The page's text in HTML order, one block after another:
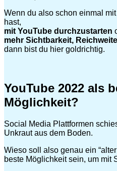
Wenn du also schon einmal
hast,
mit YouTube durchzustarten
mehr Sichtbarkeit,
dann bist du hier goldrichtig.
YouTube 2022 als
Möglichkeit?
Social Media Plattformen
Unkraut aus dem Boden.
Wieso soll also genau ein
beste Möglichkeit sein, um mit